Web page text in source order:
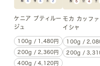
ケニア プティルー
ジュ
100g / 1,480円
200g / 2,360円
400g / 4,120円
モカ カッフ
イシャ
100g /
200g /